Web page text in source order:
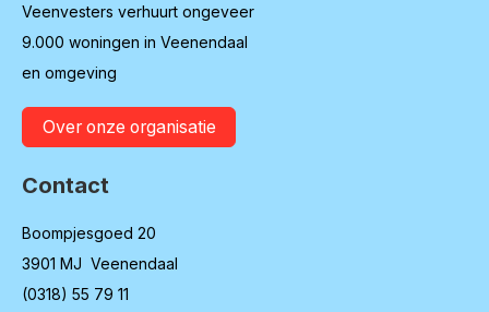
Veenvesters verhuurt ongeveer
9.000 woningen in Veenendaal
en omgeving
Over onze organisatie
Contact
Boompjesgoed 20
3901 MJ Veenendaal
(0318) 55 79 11